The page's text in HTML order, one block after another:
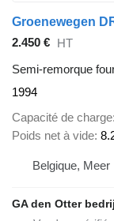
Groenewegen
2.450 € HT
Semi-remorque
1994
Capacité de charge
Poids net à vide
Belgique, Meer
GA den Otter